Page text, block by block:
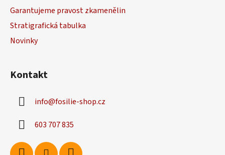
Garantujeme pravost zkamenělin
Stratigrafická tabulka
Novinky
Kontakt
info@fosilie-shop.cz
603 707 835